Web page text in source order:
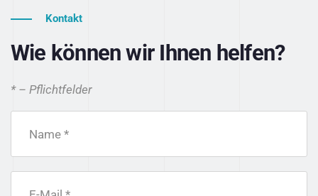
Kontakt
Wie können wir Ihnen helfen?
* – Pflichtfelder
Name *